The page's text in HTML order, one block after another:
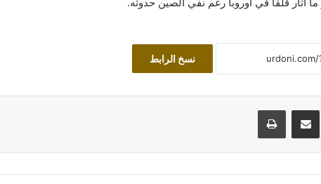
نسخ الرابط